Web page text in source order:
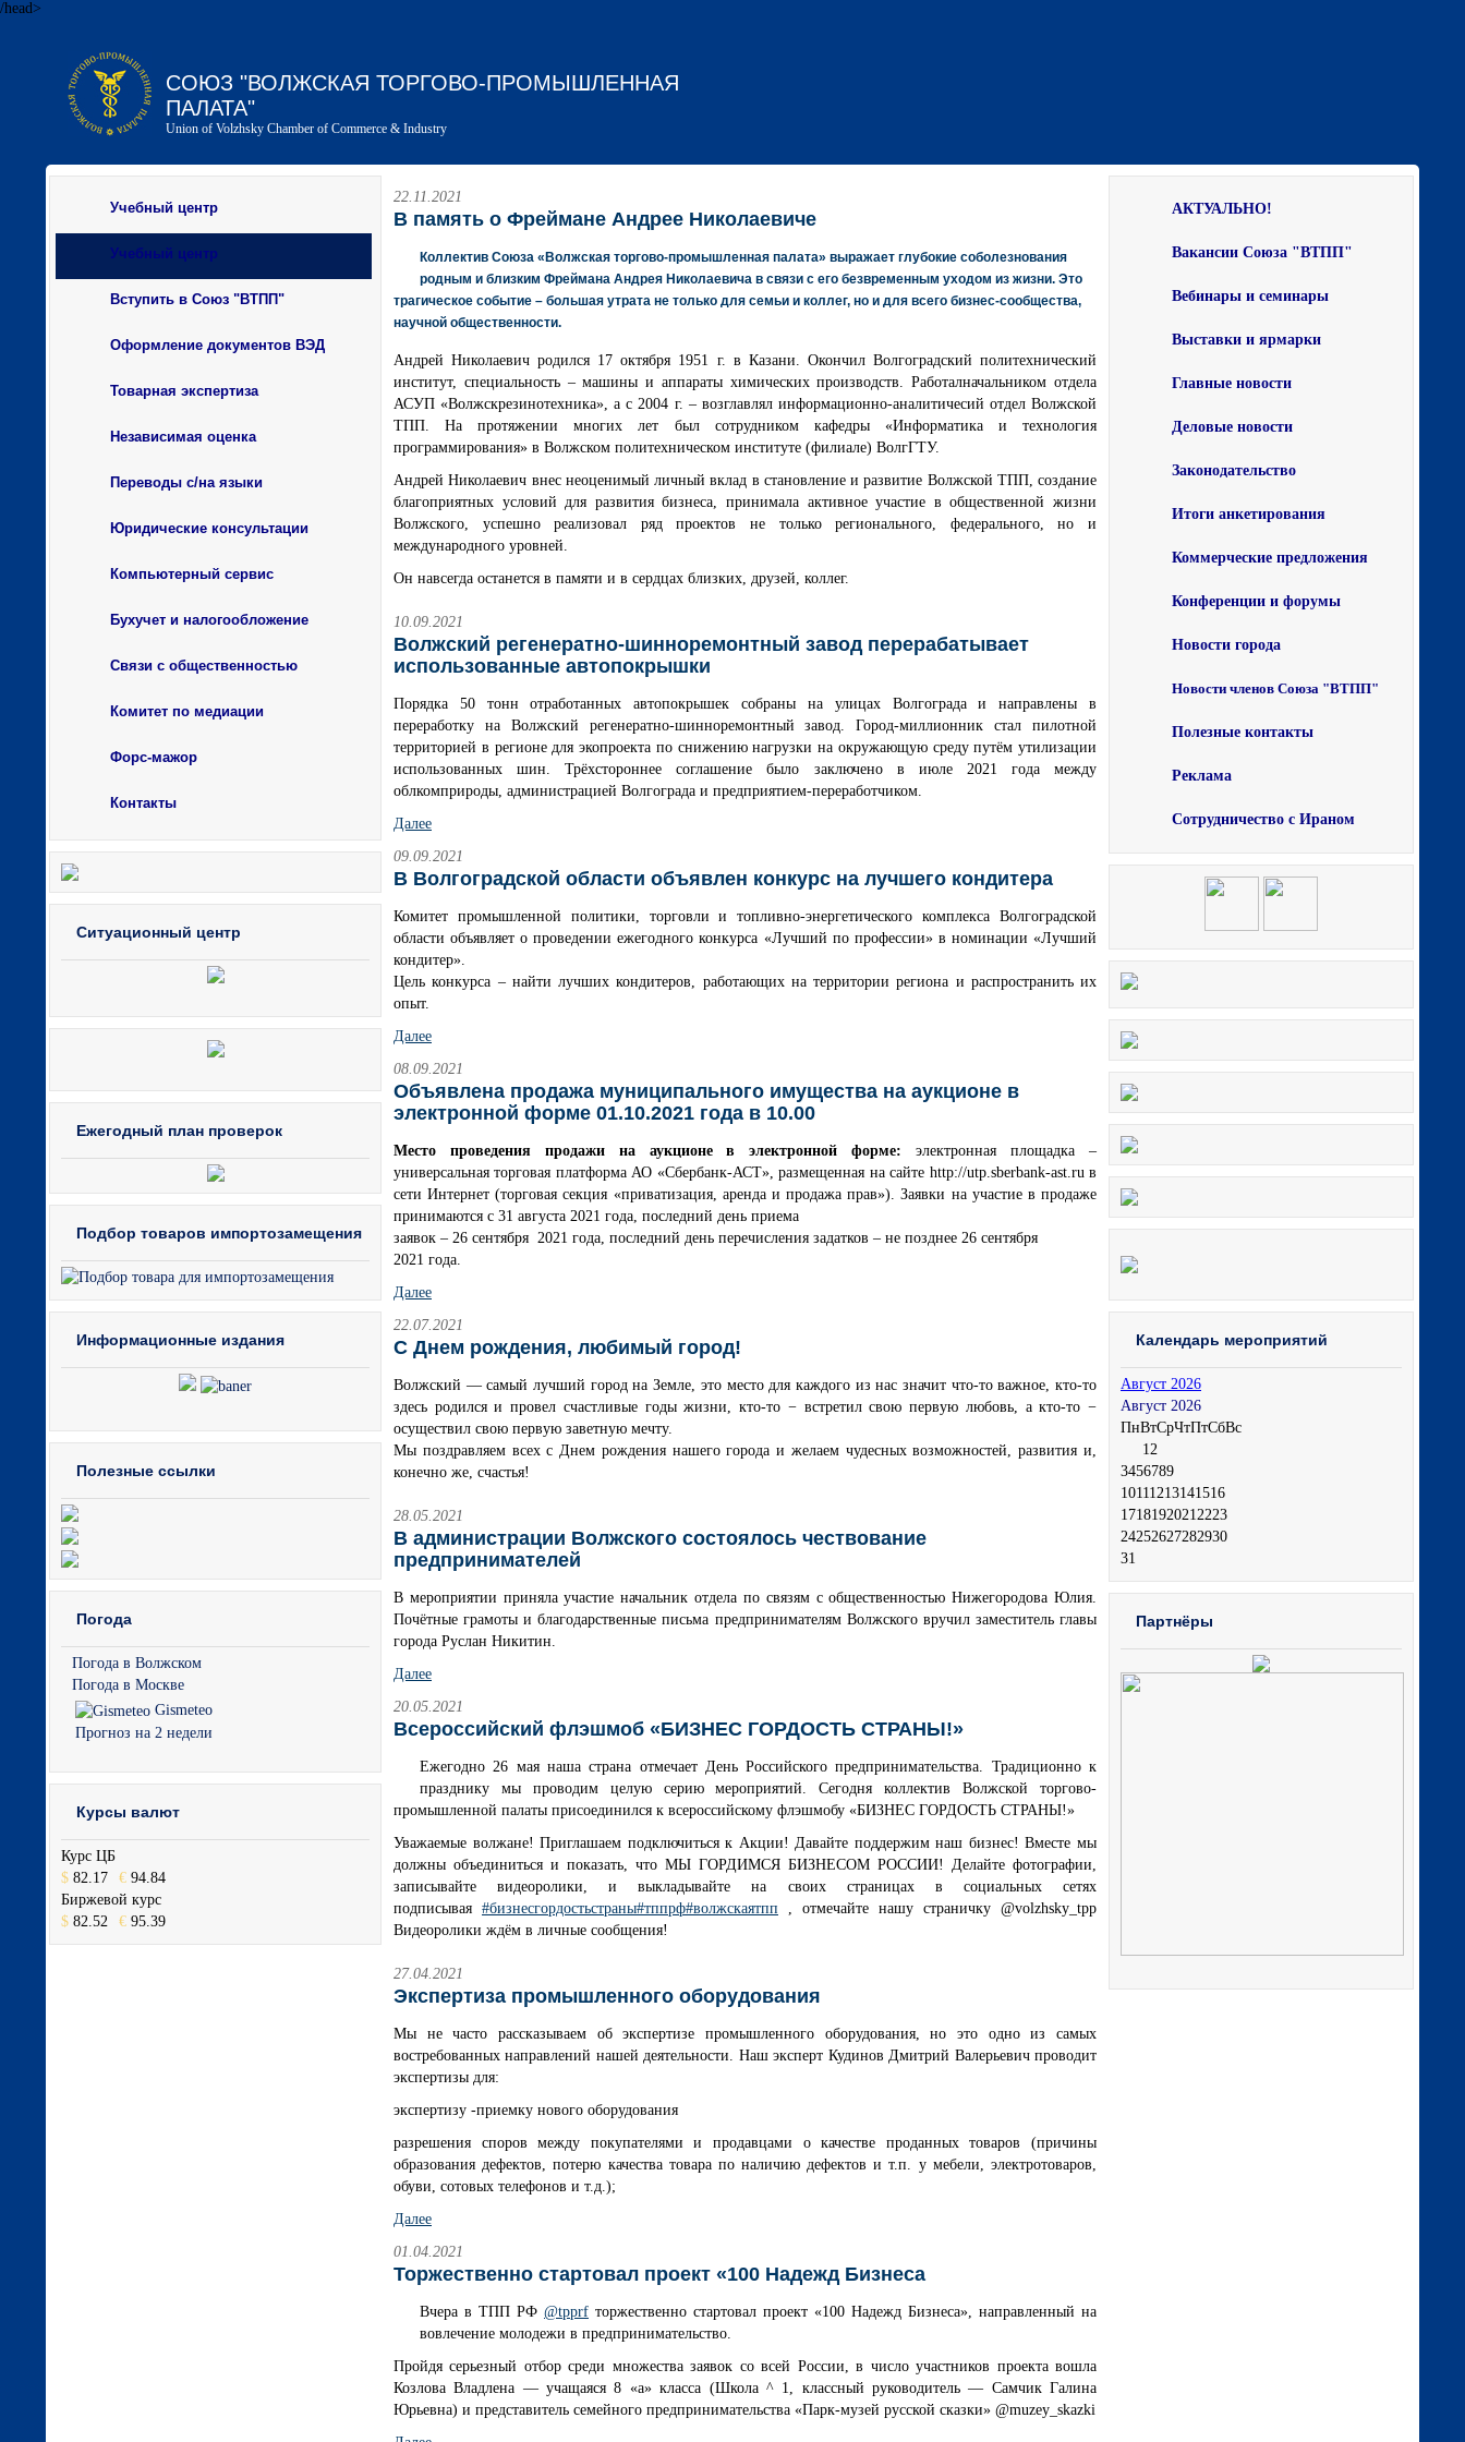
/head>
СОЮЗ "ВОЛЖСКАЯ ТОРГОВО-ПРОМЫШЛЕННАЯ
ПАЛАТА"
Union of Volzhsky Chamber of Commerce & Industry
Учебный центр
Учебный центр
Вступить в Союз "ВТПП"
Оформление документов ВЭД
Товарная экспертиза
Независимая оценка
Переводы с/на языки
Юридические консультации
Компьютерный сервис
Бухучет и налогообложение
Связи с общественностью
Комитет по медиации
Форс-мажор
Контакты
Ситуационный центр
Ежегодный план проверок
Подбор товаров импортозамещения
Информационные издания
Полезные ссылки
Погода
Погода в Волжском
Погода в Москве
Gismeteo
Прогноз на 2 недели
Курсы валют
Курс ЦБ
$ 82.17 € 94.84
Биржевой курс
$ 82.52 € 95.39
22.11.2021
В память о Фреймане Андрее Николаевиче
Коллектив Союза «Волжская торгово-промышленная палата» выражает глубокие соболезнования
родным и близким Фреймана Андрея Николаевича в связи с его безвременным уходом из жизни. Это
трагическое событие – большая утрата не только для семьи и коллег, но и для всего бизнес-сообщества,
научной общественности.
Андрей Николаевич родился 17 октября 1951 г. в Казани. Окончил Волгоградский политехнический
институт, специальность – машины и аппараты химических производств. Работалначальником отдела
АСУП «Волжскрезинотехника», а с 2004 г. – возглавлял информационно-аналитичесий отдел Волжской
ТПП. На протяжении многих лет был сотрудником кафедры «Информатика и технология
программирования» в Волжском политехническом институте (филиале) ВолгГТУ.
Андрей Николаевич внес неоценимый личный вклад в становление и развитие Волжской ТПП, создание
благоприятных условий для развития бизнеса, принимала активное участие в общественной жизни
Волжского, успешно реализовал ряд проектов не только регионального, федерального, но и
международного уровней.
Он навсегда останется в памяти и в сердцах близких, друзей, коллег.
10.09.2021
Волжский регенератно-шинноремонтный завод перерабатывает
использованные автопокрышки
Порядка 50 тонн отработанных автопокрышек собраны на улицах Волгограда и направлены в
переработку на Волжский регенератно-шинноремонтный завод. Город-миллионник стал пилотной
территорией в регионе для экопроекта по снижению нагрузки на окружающую среду путём утилизации
использованных шин. Трёхстороннее соглашение было заключено в июле 2021 года между
облкомприроды, администрацией Волгограда и предприятием-переработчиком.
Далее
09.09.2021
В Волгоградской области объявлен конкурс на лучшего кондитера
Комитет промышленной политики, торговли и топливно-энергетического комплекса Волгоградской
области объявляет о проведении ежегодного конкурса «Лучший по профессии» в номинации «Лучший
кондитер».
Цель конкурса – найти лучших кондитеров, работающих на территории региона и распространить их
опыт.
Далее
08.09.2021
Объявлена продажа муниципального имущества на аукционе в
электронной форме 01.10.2021 года в 10.00
Место проведения продажи на аукционе в электронной форме: электронная площадка –
универсальная торговая платформа АО «Сбербанк-АСТ», размещенная на сайте http://utp.sberbank-ast.ru в
сети Интернет (торговая секция «приватизация, аренда и продажа прав»). Заявки на участие в продаже
принимаются с 31 августа 2021 года, последний день приема
заявок – 26 сентября 2021 года, последний день перечисления задатков – не позднее 26 сентября
2021 года.
Далее
22.07.2021
С Днем рождения, любимый город!
Волжский — самый лучший город на Земле, это место для каждого из нас значит что-то важное, кто-то
здесь родился и провел счастливые годы жизни, кто-то − встретил свою первую любовь, а кто-то −
осуществил свою первую заветную мечту.
Мы поздравляем всех с Днем рождения нашего города и желаем чудесных возможностей, развития и,
конечно же, счастья!
28.05.2021
В администрации Волжского состоялось чествование
предпринимателей
В мероприятии приняла участие начальник отдела по связям с общественностью Нижегородова Юлия.
Почётные грамоты и благодарственные письма предпринимателям Волжского вручил заместитель главы
города Руслан Никитин.
Далее
20.05.2021
Всероссийский флэшмоб «БИЗНЕС ГОРДОСТЬ СТРАНЫ!»
Ежегодно 26 мая наша страна отмечает День Российского предпринимательства. Традиционно к
празднику мы проводим целую серию мероприятий. Сегодня коллектив Волжской торгово-
промышленной палаты присоединился к всероссийскому флэшмобу «БИЗНЕС ГОРДОСТЬ СТРАНЫ!»
Уважаемые волжане! Приглашаем подключиться к Акции! Давайте поддержим наш бизнес! Вместе мы
должны объединиться и показать, что МЫ ГОРДИМСЯ БИЗНЕСОМ РОССИИ! Делайте фотографии,
записывайте видеоролики, и выкладывайте на своих страницах в социальных сетях
подписывая #бизнесгордостьстраны#тппрф#волжскаятпп , отмечайте нашу страничку @volzhsky_tpp
Видеоролики ждём в личные сообщения!
27.04.2021
Экспертиза промышленного оборудования
Мы не часто рассказываем об экспертизе промышленного оборудования, но это одно из самых
востребованных направлений нашей деятельности. Наш эксперт Кудинов Дмитрий Валерьевич проводит
экспертизы для:
экспертизу -приемку нового оборудования
разрешения споров между покупателями и продавцами о качестве проданных товаров (причины
образования дефектов, потерю качества товара по наличию дефектов и т.п. у мебели, электротоваров,
обуви, сотовых телефонов и т.д.);
Далее
01.04.2021
Торжественно стартовал проект «100 Надежд Бизнеса
Вчера в ТПП РФ @tpprf торжественно стартовал проект «100 Надежд Бизнеса», направленный на
вовлечение молодежи в предпринимательство.
Пройдя серьезный отбор среди множества заявок со всей России, в число участников проекта вошла
Козлова Владлена — учащаяся 8 «а» класса (Школа ^ 1, классный руководитель — Самчик Галина
Юрьевна) и представитель семейного предпринимательства «Парк-музей русской сказки» @muzey_skazki
АКТУАЛЬНО!
Вакансии Союза "ВТПП"
Вебинары и семинары
Выставки и ярмарки
Главные новости
Деловые новости
Законодательство
Итоги анкетирования
Коммерческие предложения
Конференции и форумы
Новости города
Новости членов Союза "ВТПП"
Полезные контакты
Реклама
Сотрудничество с Ираном
Календарь мероприятий
Август 2026
Август 2026
ПнВтСрЧтПтСбВс
12
3456789
10111213141516
17181920212223
24252627282930
31
Партнёры